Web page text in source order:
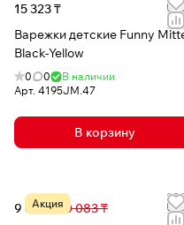
15 323 ₸
Варежки детские Funny
Black-Yellow
0 0
В наличии
Арт. 4195JM.47
В корзину
Акция
9 634 ₸30 083 ₸